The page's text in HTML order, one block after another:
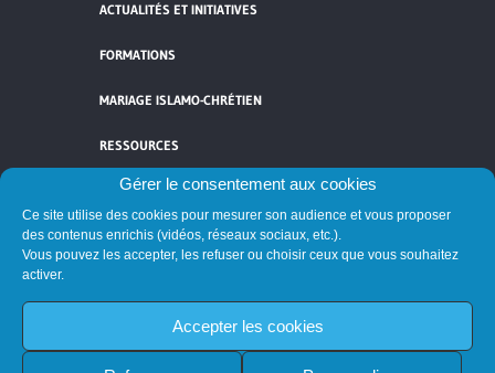
Gérer le consentement aux cookies
Ce site utilise des cookies pour mesurer son audience et vous proposer
des contenus enrichis (vidéos, réseaux sociaux, etc.).
Vous pouvez les accepter, les refuser ou choisir ceux que vous souhaitez
activer.
Accepter les cookies
ACTUALITÉS ET INITIATIVES
FORMATIONS
MARIAGE ISLAMO-CHRÉTIEN
RESSOURCES
CONTACT
MENTIONS LÉGALES